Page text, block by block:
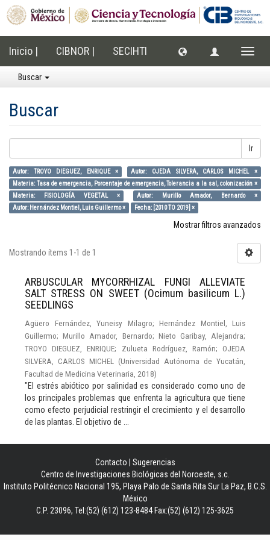
Inicio | CIBNOR | SECIHTI
Buscar
Buscar
Ir
Autor: TROYO DIEGUEZ, ENRIQUE ×
Autor: OJEDA SILVERA, CARLOS MICHEL ×
Materia: Tasa de emergencia, Porcentaje de emergencia, Tolerancia a la sal, colonización ×
Materia: FISIOLOGÍA VEGETAL ×
Autor: Murillo Amador, Bernardo ×
Autor: Hernández Montiel, Luis Guillermo ×
Fecha: [2010 TO 2019] ×
Mostrar filtros avanzados
Mostrando ítems 1-1 de 1
ARBUSCULAR MYCORRHIZAL FUNGI ALLEVIATE
SALT STRESS ON SWEET (Ocimum basilicum L.)
SEEDLINGS
Agüero Fernández, Yuneisy Milagro; Hernández Montiel, Luis
Guillermo;Murillo Amador, Bernardo; Nieto Garibay, Alejandra;
TROYO DIEGUEZ, ENRIQUE; Zulueta Rodríguez, Ramón;OJEDA
SILVERA, CARLOS MICHEL
(Universidad Autónoma de Yucatán,
Facultad de Medicina Veterinaria 2018)
"El estrés abiótico por salinidad es considerado como uno de
los principales problemas que enfrenta la agricultura que tiene
como efecto perjudicial restringir el crecimiento y el desarrollo
de las plantas. El objetivo de ...
Contacto
Sugerencias
Centro de Investigaciones Biológicas del Noroeste, s.c.
Instituto Politécnico Nacional 195, Playa Palo de Santa Rita Sur La Paz, B.C.S.
México
C.P. 23096, Tel:(52) (612) 123-8484 Fax:(52) (612) 125-3625